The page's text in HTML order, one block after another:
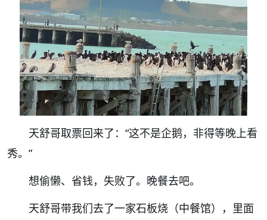
天舒哥取票回来了： “这不是企鹅，非得等晚上看
秀。”
想偷懒、省钱，失败了。晚餐去吧。
天舒哥带我们去了一家石板烧（中餐馆），里面